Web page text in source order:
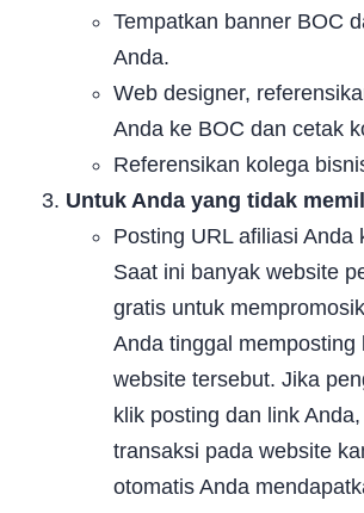
Tempatkan banner BOC
Anda.
Web designer,
Anda ke BOC dan cetak
Referensikan kolega
Untuk Anda yang tidak
Posting URL afiliasi Anda
Saat ini banyak website
gratis untuk
Anda tinggal memposting
website tersebut. Jika
klik posting dan link
transaksi pada website
otomatis Anda